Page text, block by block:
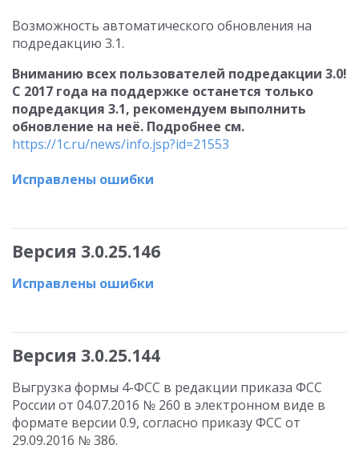
Возможность автоматического обновления на
подредакцию 3.1.
Вниманию всех пользователей подредакции 3.0!
С 2017 года на поддержке останется только
подредакция 3.1, рекомендуем выполнить
обновление на неё. Подробнее см.
https://1c.ru/news/info.jsp?id=21553
Исправлены ошибки
Версия 3.0.25.146
Исправлены ошибки
Версия 3.0.25.144
Выгрузка формы 4-ФСС в редакции приказа ФСС
России от 04.07.2016 № 260 в электронном виде в
формате версии 0.9, согласно приказу ФСС от
29.09.2016 № 386.